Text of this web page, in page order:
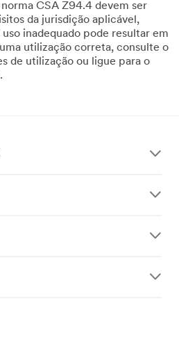
CSA Z94.4 devem ser
da jurisdição aplicável,
inadequado pode resultar em
utilização correta, consulte o
de utilização ou ligue para o